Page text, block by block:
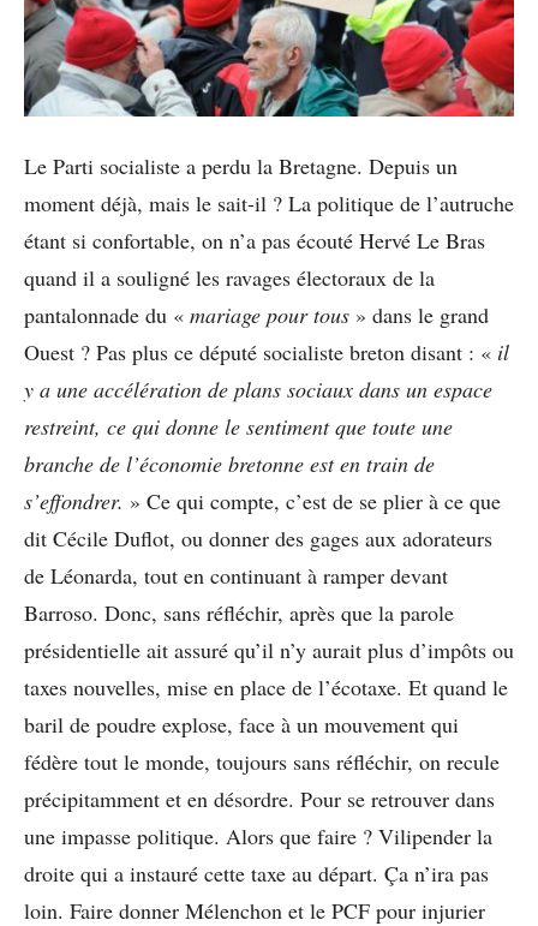
Le Parti socialiste a perdu la Bretagne. Depuis un
moment déjà, mais le sait-il ? La politique de l’autruche
étant si confortable, on n’a pas écouté Hervé Le Bras
quand il a souligné les ravages électoraux de la
pantalonnade du « mariage pour tous » dans le grand
Ouest ? Pas plus ce député socialiste breton disant : « il
y a une accélération de plans sociaux dans un espace
restreint, ce qui donne le sentiment que toute une
branche de l’économie bretonne est en train de
s’effondrer. » Ce qui compte, c’est de se plier à ce que
dit Cécile Duflot, ou donner des gages aux adorateurs
de Léonarda, tout en continuant à ramper devant
Barroso. Donc, sans réfléchir, après que la parole
présidentielle ait assuré qu’il n’y aurait plus d’impôts ou
taxes nouvelles, mise en place de l’écotaxe. Et quand le
baril de poudre explose, face à un mouvement qui
fédère tout le monde, toujours sans réfléchir, on recule
précipitamment et en désordre. Pour se retrouver dans
une impasse politique. Alors que faire ? Vilipender la
droite qui a instauré cette taxe au départ. Ça n’ira pas
loin. Faire donner Mélenchon et le PCF pour injurier